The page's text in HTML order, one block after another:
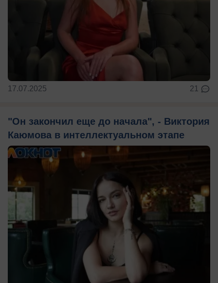
17.07.2025 21
"Он закончил еще до начала", - Виктория
Каюмова в интеллектуальном этапе